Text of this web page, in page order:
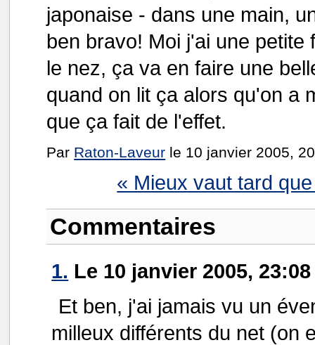
japonaise - dans une main,
ben bravo! Moi j'ai une
le nez, ça va en faire une
quand on lit ça alors qu'on a
que ça fait de l'effet.
Par Raton-Laveur le 10 janvier 2005,
« Mieux vaut tard
Commentaires
1. Le 10 janvier 2005,
Et ben, j'ai jamais vu un
milleux différents du net (on